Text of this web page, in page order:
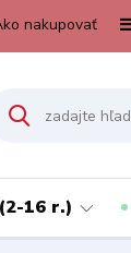
nakupovať
16 r.)